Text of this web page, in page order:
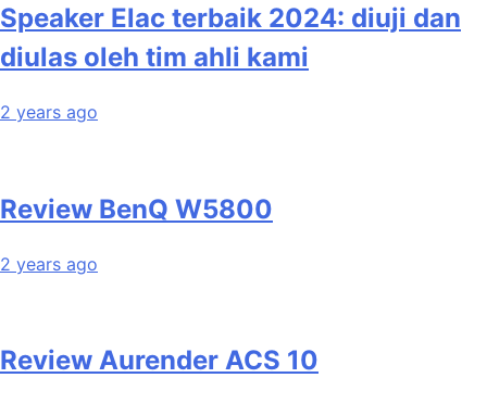
Speaker Elac terbaik 2024: diuji dan
diulas oleh tim ahli kami
2 years ago
Review BenQ W5800
2 years ago
Review Aurender ACS 10